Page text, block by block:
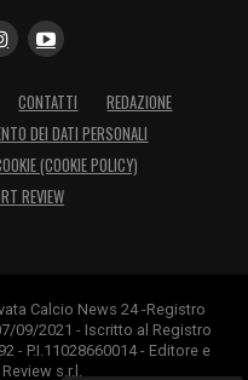
CONTATTI
REDAZIONE
DEI DATI PERSONALI
(COOKIE POLICY)
REVIEW
Calcio News 24 -Registro
09/2021 - Iscritto al Registro
- P.I.11028660014 - Editore e
s.r.l.